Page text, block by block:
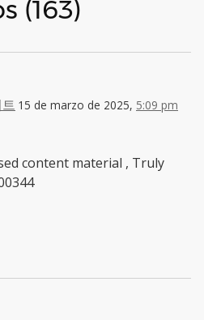
(163)
15 de marzo de 2025, 5:09 pm
content material , Truly